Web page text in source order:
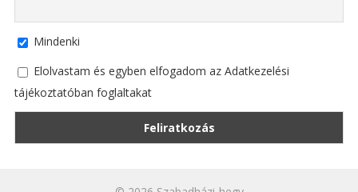
Mindenki
Elolvastam és egyben elfogadom az Adatkezelési
tájékoztatóban foglaltakat